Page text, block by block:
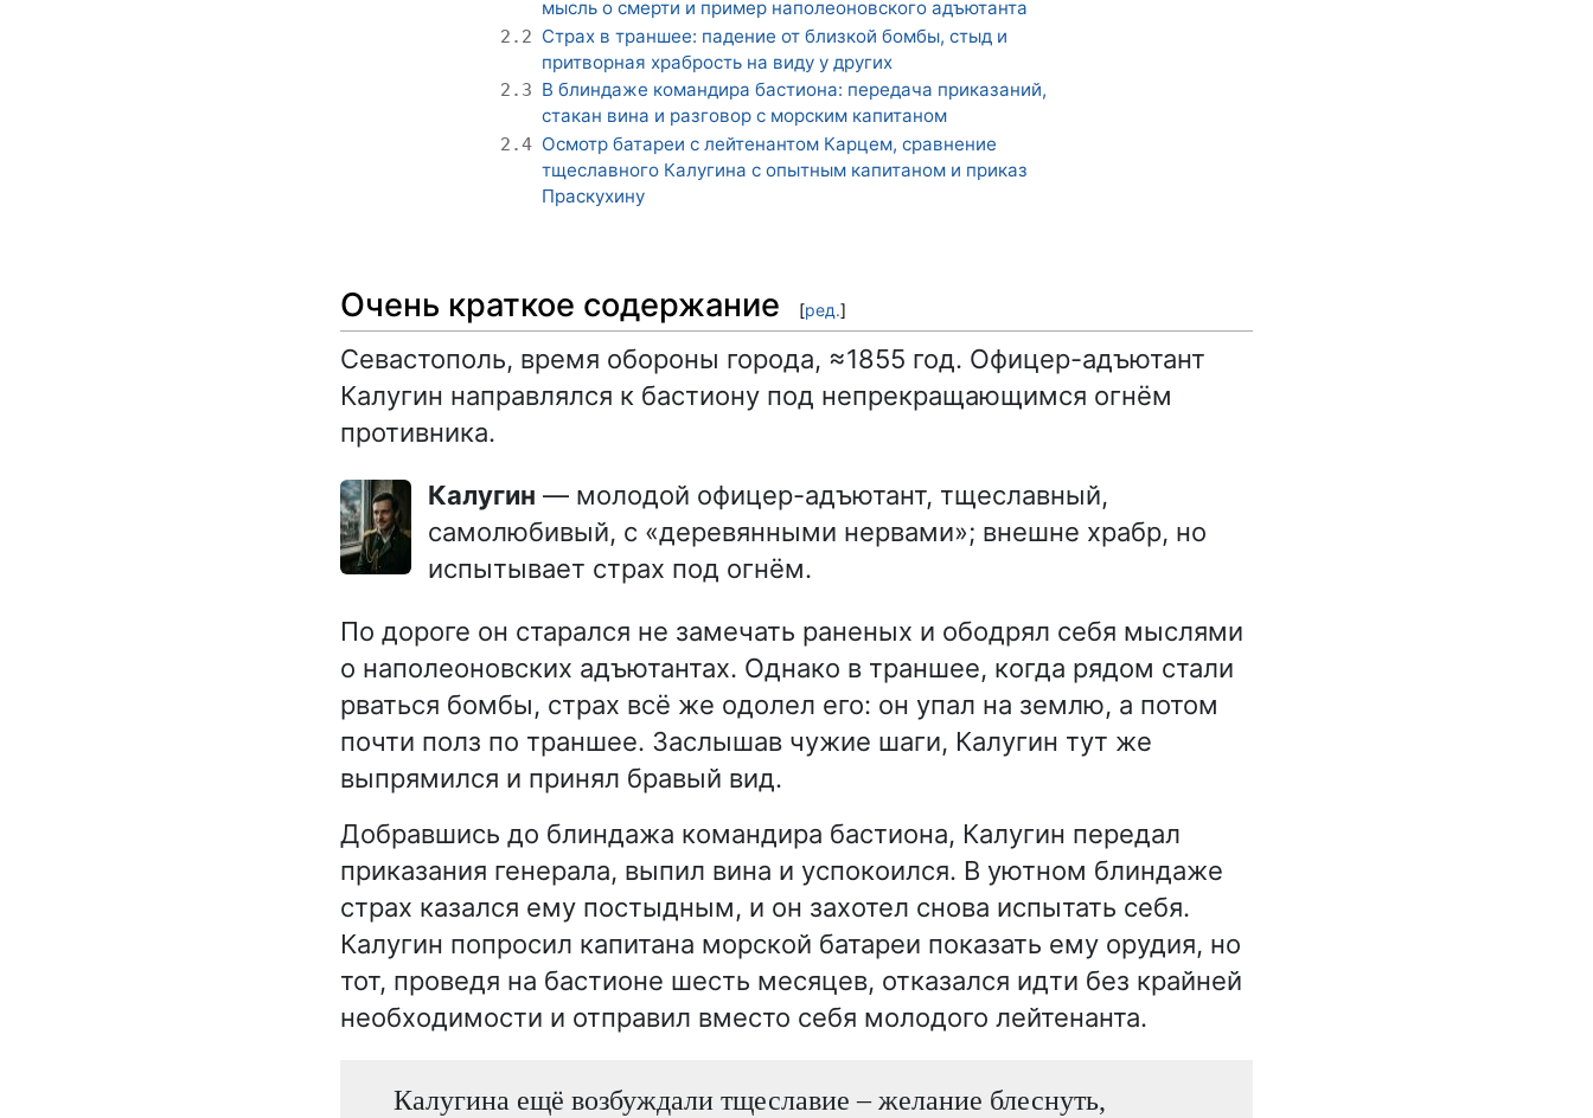
мысль о смерти и пример наполеоновского адъютанта
2.2 Страх в траншее: падение от близкой бомбы, стыд и
притворная храбрость на виду у других
2.3 В блиндаже командира бастиона: передача приказаний,
стакан вина и разговор с морским капитаном
2.4 Осмотр батареи с лейтенантом Карцем, сравнение
тщеславного Калугина с опытным капитаном и приказ
Праскухину
Очень краткое содержание [ред.]
Севастополь, время обороны города, ≈1855 год. Офицер-адъютант
Калугин направлялся к бастиону под непрекращающимся огнём
противника.
Калугин — молодой офицер-адъютант, тщеславный,
самолюбивый, с «деревянными нервами»; внешне храбр, но
испытывает страх под огнём.
По дороге он старался не замечать раненых и ободрял себя мыслями
о наполеоновских адъютантах. Однако в траншее, когда рядом стали
рваться бомбы, страх всё же одолел его: он упал на землю, а потом
почти полз по траншее. Заслышав чужие шаги, Калугин тут же
выпрямился и принял бравый вид.
Добравшись до блиндажа командира бастиона, Калугин передал
приказания генерала, выпил вина и успокоился. В уютном блиндаже
страх казался ему постыдным, и он захотел снова испытать себя.
Калугин попросил капитана морской батареи показать ему орудия, но
тот, проведя на бастионе шесть месяцев, отказался идти без крайней
необходимости и отправил вместо себя молодого лейтенанта.
Калугина ещё возбуждали тщеславие – желание блеснуть,